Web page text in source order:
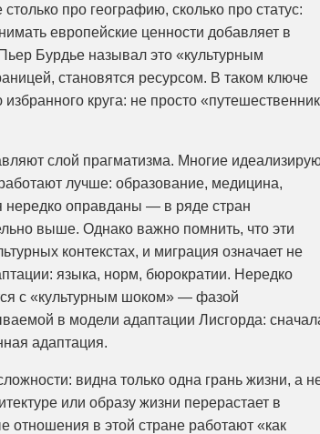
про географию, сколько про статус:
европейские ценности добавляет в
Бурдье называл это «культурным
становятся ресурсом. В таком ключе
круга: не просто
слой прагматизма. Многие
лучше: образование, медицина,
нередко оправданы — в ряде стран
выше. Однако важно помнить, что эти
контекстах, и миграция означает не
языка, норм, бюрократии. Нередко
с «культурным шоком» — фазой
в модели адаптации Лисгорда:
адаптация.
видна только одна грань жизни, а
или образу жизни перерастает в
отношения в этой стране работают «как